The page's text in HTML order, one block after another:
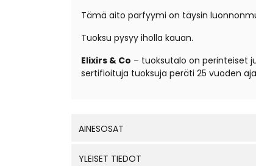
Tämä aito parfyymi on täysin
Tuoksu pysyy iholla kauan.
Elixirs & Co – tuoksutalo on perinteiset
sertifioituja tuoksuja peräti 25 vuoden
AINESOSAT
YLEISET TIEDOT